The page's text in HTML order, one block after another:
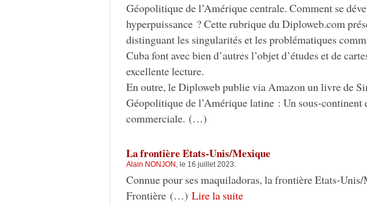
Géopolitique de l’Amérique centrale. Comment se
hyperpuissance ? Cette rubrique du Diploweb.com
distinguant les singularités et les problématiques
Cuba font avec bien d’autres l’objet d’études et de
excellente lecture.
En outre, le Diploweb publie via Amazon un livre de
Géopolitique de l’Amérique latine : Un sous-
commerciale. (…)
La frontière Etats-Unis/Mexique
Alain NONJON , le 16 juillet 2023.
Connue pour ses maquiladoras, la frontière Etats-
Frontière (…) Lire la suite